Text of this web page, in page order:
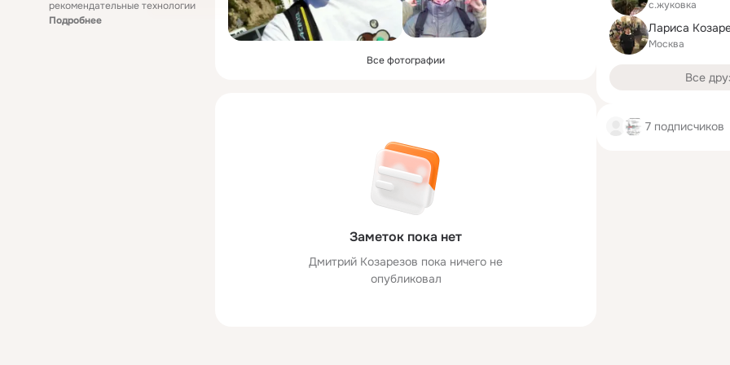
рекомендательные технологии
Подробнее
Все фотографии
Заметок пока нет
Дмитрий Козарезов пока ничего не
опубликовал
с.жуковка
Москва
Все
7 подписчиков